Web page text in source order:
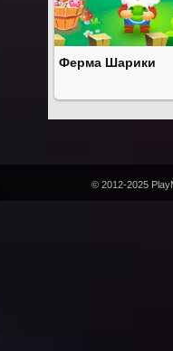
Ферма Шарики
© 2012-2025